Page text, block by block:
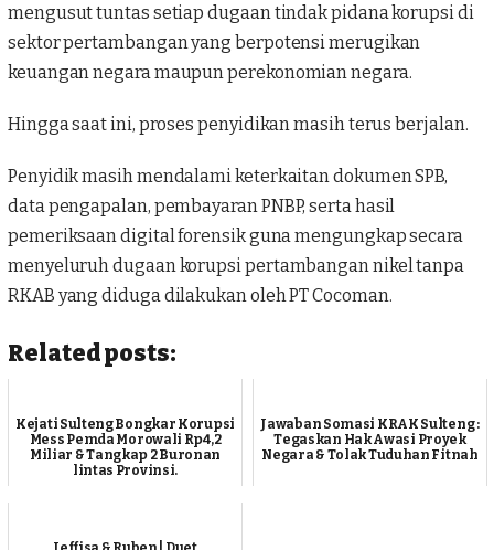
mengusut tuntas setiap dugaan tindak pidana korupsi di
sektor pertambangan yang berpotensi merugikan
keuangan negara maupun perekonomian negara.
Hingga saat ini, proses penyidikan masih terus berjalan.
Penyidik masih mendalami keterkaitan dokumen SPB,
data pengapalan, pembayaran PNBP, serta hasil
pemeriksaan digital forensik guna mengungkap secara
menyeluruh dugaan korupsi pertambangan nikel tanpa
RKAB yang diduga dilakukan oleh PT Cocoman.
Related posts:
Kejati Sulteng Bongkar Korupsi
Mess Pemda Morowali Rp4,2
Miliar & Tangkap 2 Buronan
lintas Provinsi.
Jawaban Somasi KRAK Sulteng :
Tegaskan Hak Awasi Proyek
Negara & Tolak Tuduhan Fitnah